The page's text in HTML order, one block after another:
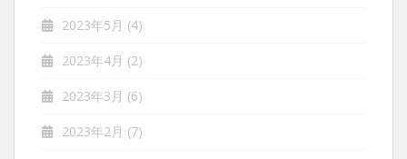
2023年5月 (4)
2023年4月 (2)
2023年3月 (6)
2023年2月 (7)